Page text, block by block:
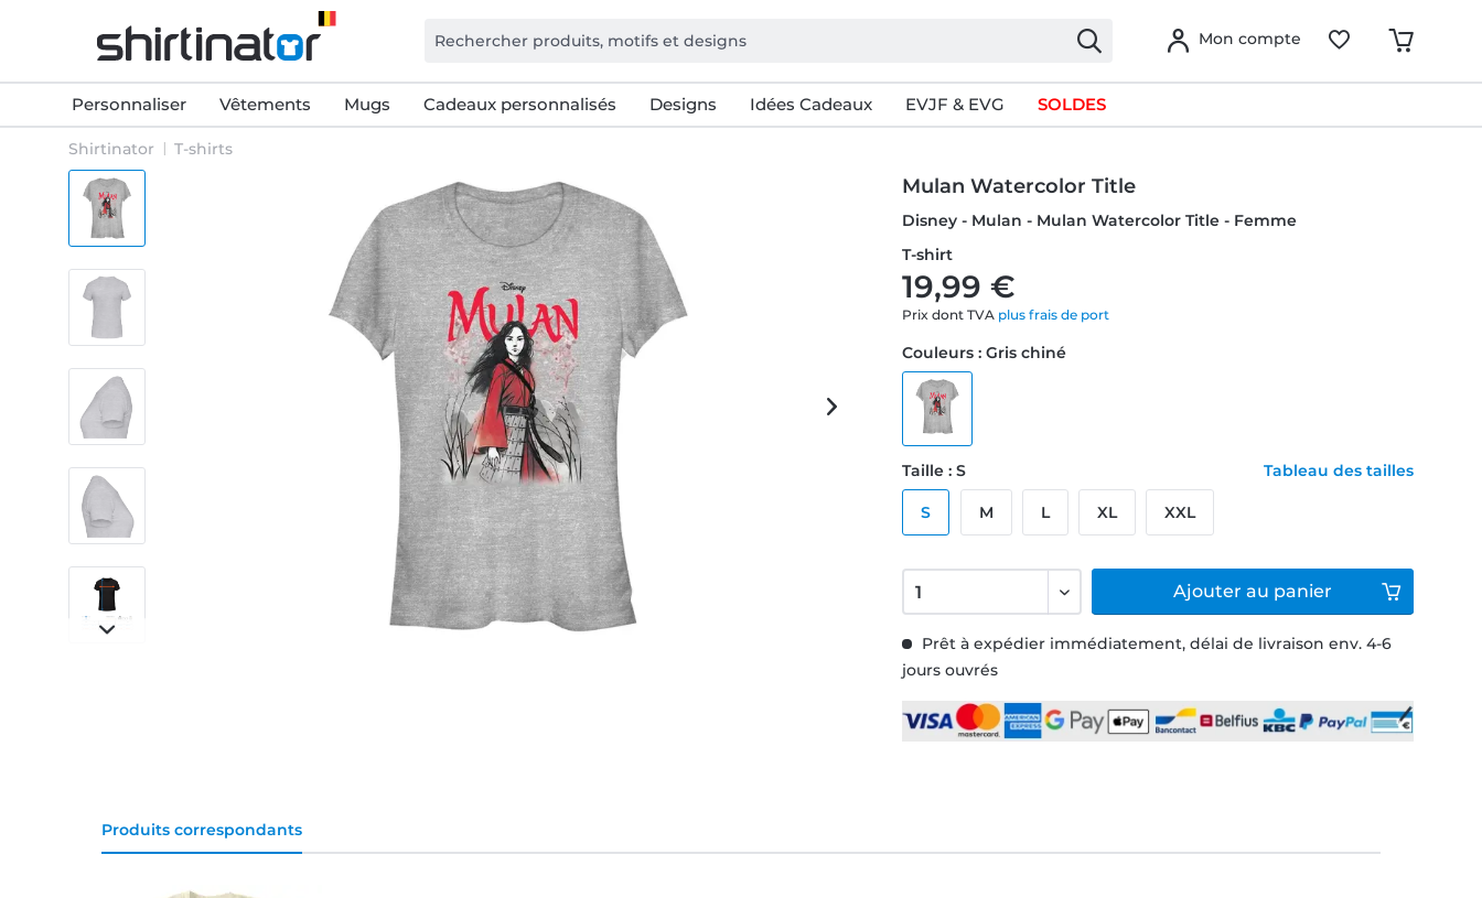
Mon compte
Personnaliser Vêtements Mugs Cadeaux personnalisés Designs Idées Cadeaux EVJF & EVG SOLDES
Shirtinator T-shirts
Mulan Watercolor Title
Disney - Mulan - Mulan Watercolor Title - Femme
T-shirt
19,99 €
Prix dont TVA plus frais de port
Prêt à expédier immédiatement, délai de livraison env. 4-6
jours ouvrés
Couleurs : Gris chiné
Taille : S Tableau des tailles
S M L XL XXL
Ajouter au panier
Produits correspondants